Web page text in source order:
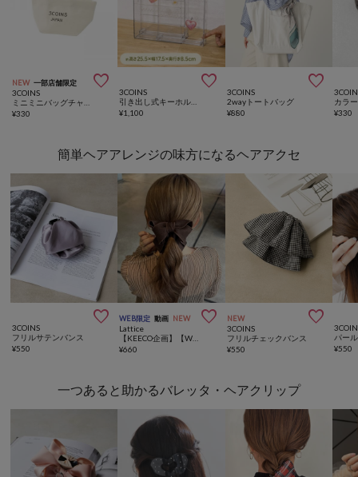
NEW 一部店舗限定 
3COINS
¥330

3COINS
¥1,100

3COINS
2wayトートバッグ
¥880
カラ
¥330
簡単ヘアアレンジの味方になるヘアアクセ

3COINS
フリルサテンバンス
¥550
WEB限定 動画 NEW 
Lattice
¥660
NEW 
3COINS
フリルチェックバンス
¥550
パー
¥550
一つあると助かるバレッタ・ヘアクリップ